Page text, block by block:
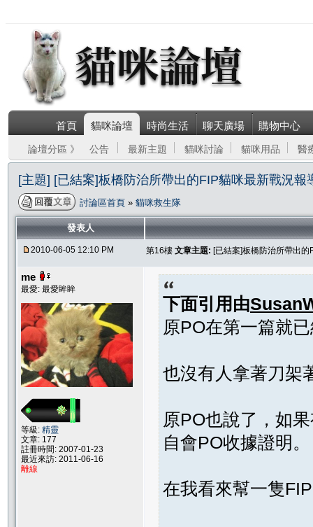
首頁 貓咪論壇 時尚生活 聊天廣場 購物中心
論壇分區 》 公告 最新主題 貓咪討論 貓咪用品 醫
[主題] [已結案]板橋防治所帶出的FIP貓咪最新戰況報
討論區首頁 » 貓咪救生隊
發表人
2010-06-05 12:10 PM 第16樓 文章主題: [已結案]板橋防治所帶出
me
最愛: 最愛眸眸
等級: 精靈
文章: 177
註冊時間: 2007-01-23
最近來訪: 2011-06-16
離線
下面引用由
原PO在第一篇就
也沒有人拿著刀架
原PO也說了，如
自會PO收據證明。
在我看來幫一隻